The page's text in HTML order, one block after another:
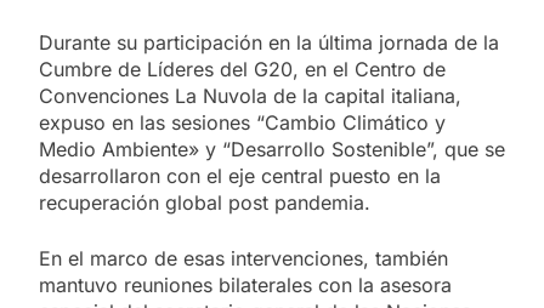
Durante su participación en la última jornada de la
Cumbre de Líderes del G20, en el Centro de
Convenciones La Nuvola de la capital italiana,
expuso en las sesiones “Cambio Climático y
Medio Ambiente» y “Desarrollo Sostenible”, que se
desarrollaron con el eje central puesto en la
recuperación global post pandemia.
En el marco de esas intervenciones, también
mantuvo reuniones bilaterales con la asesora